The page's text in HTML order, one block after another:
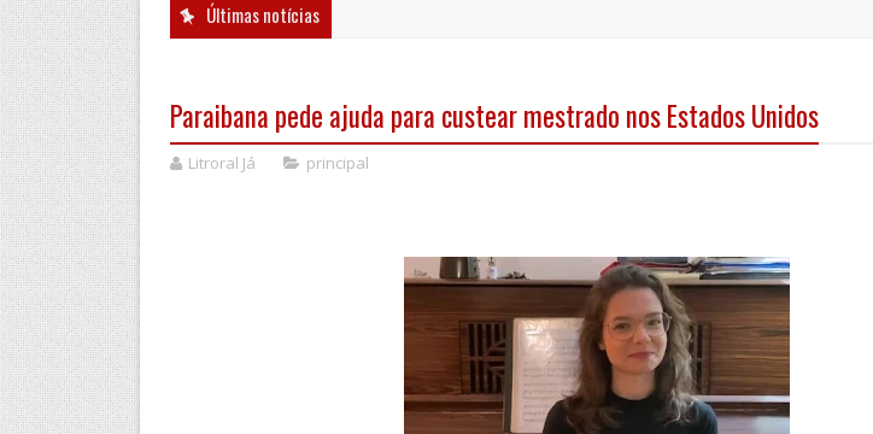
Últimas notícias
Paraibana pede ajuda para custear mestrado nos Estados Unidos
Litroral Já principal